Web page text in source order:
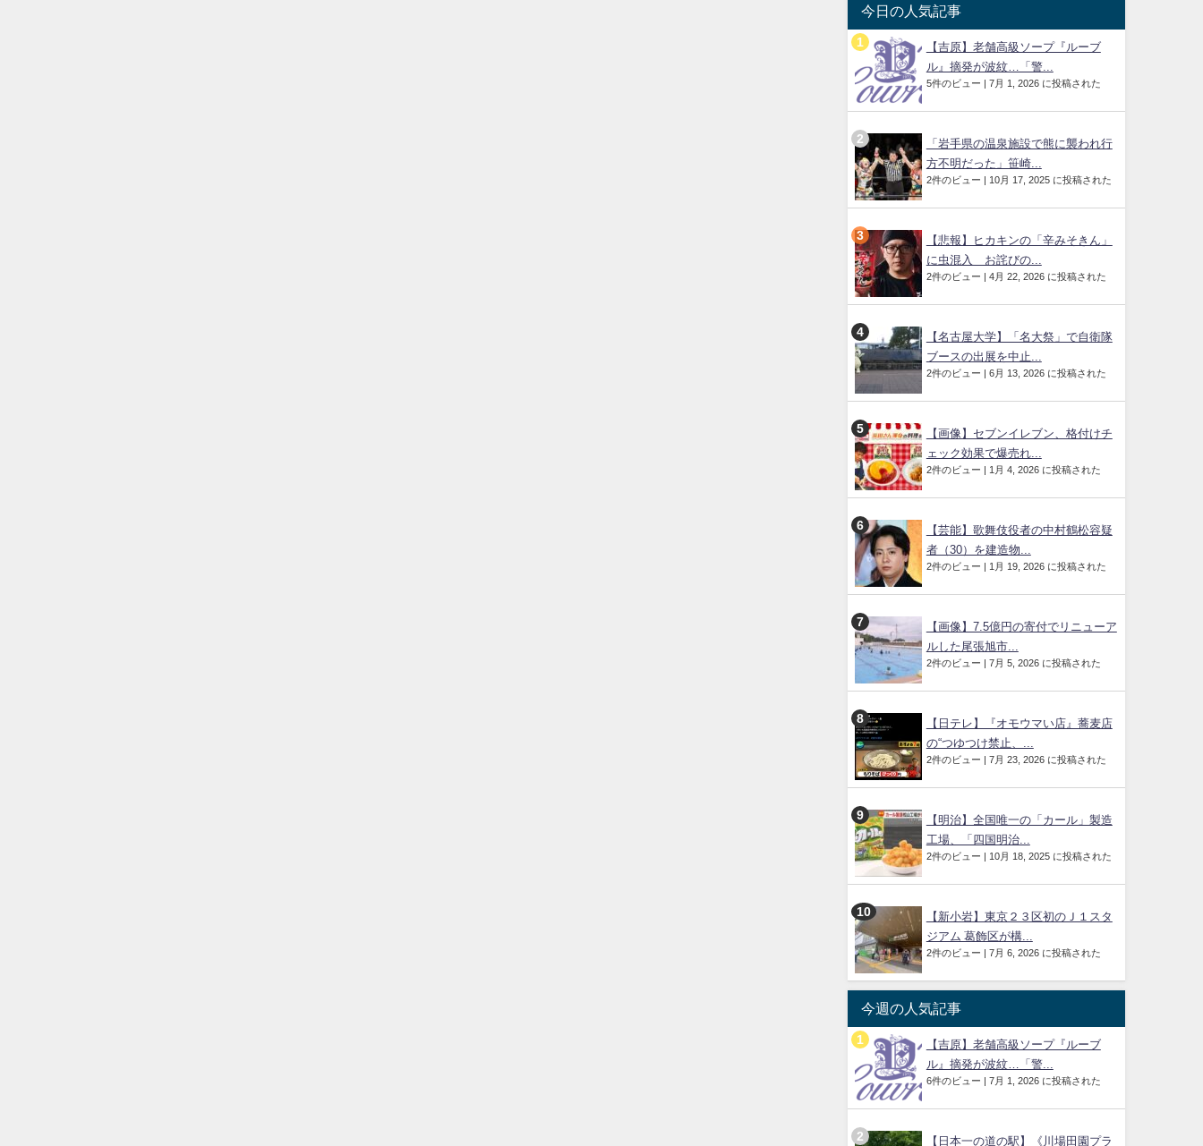
今日の人気記事
【吉原】老舗高級ソープ『ルーブ
ル』摘発が波紋…「警...
5件のビュー | 7月 1, 2026 に投稿された
「岩手県の温泉施設で熊に襲われ行
方不明だった」笹崎...
2件のビュー | 10月 17, 2025 に投稿された
【悲報】ヒカキンの「辛みそきん」
に虫混入 お詫びの...
2件のビュー | 4月 22, 2026 に投稿された
【名古屋大学】「名大祭」で自衛隊
ブースの出展を中止...
2件のビュー | 6月 13, 2026 に投稿された
【画像】セブンイレブン、格付けチ
ェック効果で爆売れ...
2件のビュー | 1月 4, 2026 に投稿された
【芸能】歌舞伎役者の中村鶴松容疑
者（30）を建造物...
2件のビュー | 1月 19, 2026 に投稿された
【画像】7.5億円の寄付でリニューア
ルした尾張旭市...
2件のビュー | 7月 5, 2026 に投稿された
【日テレ】『オモウマい店』蕎麦店
の“つゆつけ禁止、...
2件のビュー | 7月 23, 2026 に投稿された
【明治】全国唯一の「カール」製造
工場、「四国明治...
2件のビュー | 10月 18, 2025 に投稿された
【新小岩】東京２３区初のＪ１スタ
ジアム 葛飾区が構...
2件のビュー | 7月 6, 2026 に投稿された
今週の人気記事
【吉原】老舗高級ソープ『ルーブ
ル』摘発が波紋…「警...
6件のビュー | 7月 1, 2026 に投稿された
【日本一の道の駅】《川場田園プラ